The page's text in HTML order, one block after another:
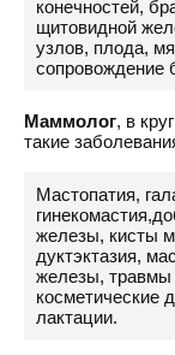
конечностей,
щитовидной
узлов, плода,
сопровождение
Маммолог, в
такие
Мастопатия,
железы, кисты
дуктэктазия,
железы, травмы
косметические
лактации.